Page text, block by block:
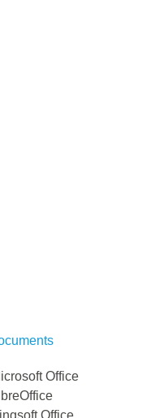
Office
Office